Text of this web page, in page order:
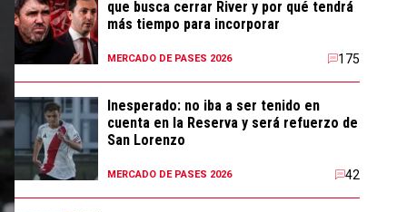
que busca cerrar River y por qué tendrá
más tiempo para incorporar
MERCADO DE PASES 2026 175
Inesperado: no iba a ser tenido en
cuenta en la Reserva y será refuerzo de
San Lorenzo
MERCADO DE PASES 2026 42